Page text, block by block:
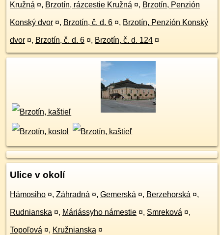
Kružná ¤, Brzotín, rázcestie Kružná ¤, Brzotín, Penzión
Konský dvor ¤, Brzotín, č. d. 6 ¤, Brzotín, Penzión Konský
dvor ¤, Brzotín, č. d. 6 ¤, Brzotín, č. d. 124 ¤
Ulice v okolí
Hámosiho ¤, Záhradná ¤, Gemerská ¤, Berzehorská ¤,
Rudnianska ¤, Máriássyho námestie ¤, Smreková ¤,
Topoľová ¤, Kružnianska ¤